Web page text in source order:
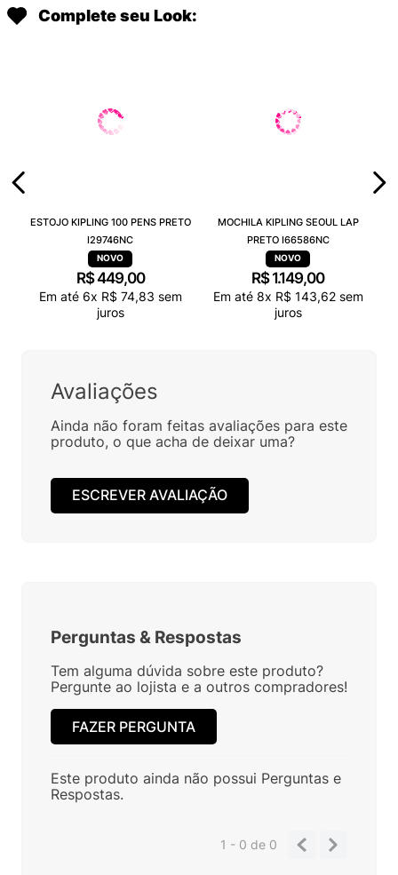
Complete seu Look:
ESTOJO KIPLING 100 PENS PRETO
I29746NC
R$449,00
Em até 6x R$ 74,83 sem
juros
MOCHILA KIPLING SEOUL LAP
PRETO I66586NC
R$ 1.149,00
Em até 8x R$ 143,62sem
juros
Avaliações
Ainda não foram feitas avaliações para este
produto, o que acha de deixar uma?
ESCREVER AVALIAÇÃO
Perguntas & Respostas
Tem alguma dúvida sobre este produto?
Pergunte ao lojista e a outros compradores!
FAZER PERGUNTA
Este produto ainda não possui Perguntas e
Respostas.
1 - 0de 0